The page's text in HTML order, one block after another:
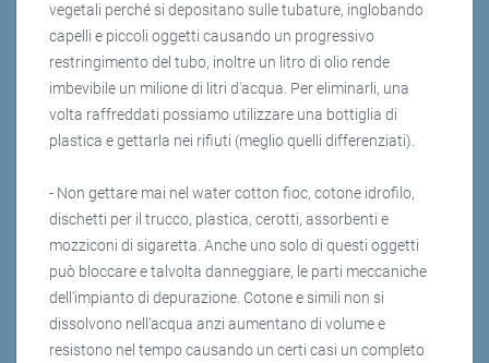
vegetali perché si depositano sulle tubature, inglobando
capelli e piccoli oggetti causando un progressivo
restringimento del tubo, inoltre un litro di olio rende
imbevibile un milione di litri d'acqua. Per eliminarli, una
volta raffreddati possiamo utilizzare una bottiglia di
plastica e gettarla nei rifiuti (meglio quelli differenziati).
- Non gettare mai nel water cotton fioc, cotone idrofilo,
dischetti per il trucco, plastica, cerotti, assorbenti e
mozziconi di sigaretta. Anche uno solo di questi oggetti
può bloccare e talvolta danneggiare, le parti meccaniche
dell'impianto di depurazione. Cotone e simili non si
dissolvono nell'acqua anzi aumentano di volume e
resistono nel tempo causando un certi casi un completo